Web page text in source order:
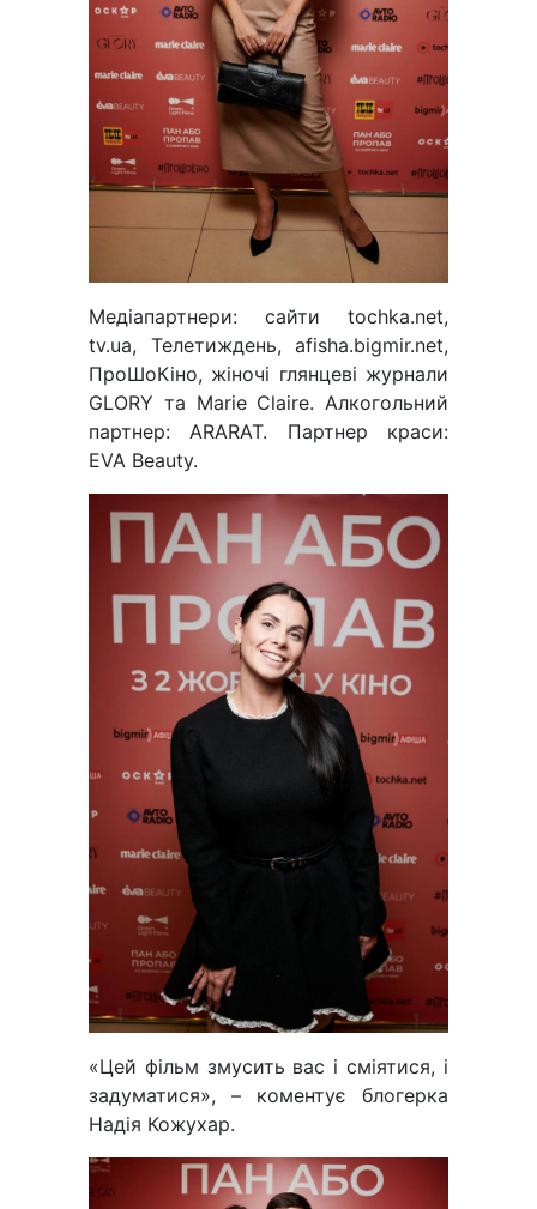
Медіапартнери: сайти tochka.net,
tv.ua, Телетиждень, afisha.bigmir.net,
ПроШоКіно, жіночі глянцеві журнали
GLORY та Marie Claire. Алкогольний
партнер: ARARAT. Партнер краси:
EVA Beauty.
«Цей фільм змусить вас і сміятися, і
задуматися», – коментує блогерка
Надія Кожухар.